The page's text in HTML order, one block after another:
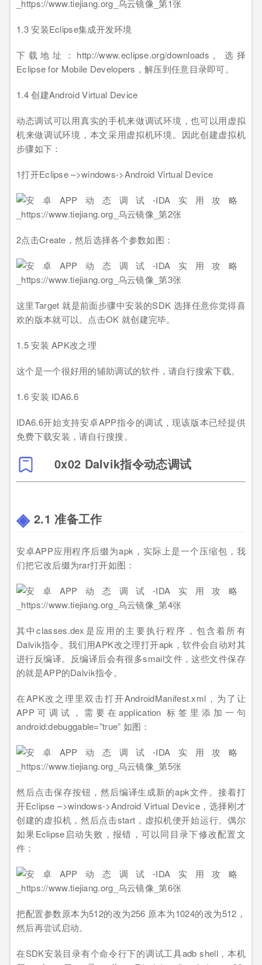
1.3 安装Eclipse集成开发环境
下载地址：http://www.eclipse.org/downloads。选择
Eclipse for Mobile Developers，解压到任意目录即可。
1.4 创建Android Virtual Device
动态调试可以用真实的手机来做调试环境，也可以用虚拟
机来做调试环境，本文采用虚拟机环境。因此创建虚拟机
步骤如下：
1打开Eclipse –>windows->Android Virtual Device
2点击Create，然后选择各个参数如图：
这里Target 就是前面步骤中安装的SDK 选择任意你觉得喜
欢的版本就可以。点击OK 就创建完毕。
1.5 安装 APK改之理
这个是一个很好用的辅助调试的软件，请自行搜索下载。
1.6 安装 IDA6.6
IDA6.6开始支持安卓APP指令的调试，现该版本已经提供
免费下载安装，请自行搜搜。
0x02 Dalvik指令动态调试
2.1 准备工作
安卓APP应用程序后缀为apk，实际上是一个压缩包，我
们把它改后缀为rar打开如图：
其中classes.dex是应用的主要执行程序，包含着所有
Dalvik指令。我们用APK改之理打开apk，软件会自动对其
进行反编译。反编译后会有很多smail文件，这些文件保存
的就是APP的Dalvik指令。
在APK改之理里双击打开AndroidManifest.xml，为了让
APP可调试，需要在application 标签里添加一句
android:debuggable=”true” 如图：
然后点击保存按钮，然后编译生成新的apk文件。接着打
开Eclipse –>windows->Android Virtual Device，选择刚才
创建的虚拟机，然后点击start，虚拟机便开始运行。偶尔
如果Eclipse启动失败，报错，可以同目录下修改配置文
件：
把配置参数原本为512的改为256 原本为1024的改为512，
然后再尝试启动。
在SDK安装目录有个命令行下的调试工具adb shell，本机